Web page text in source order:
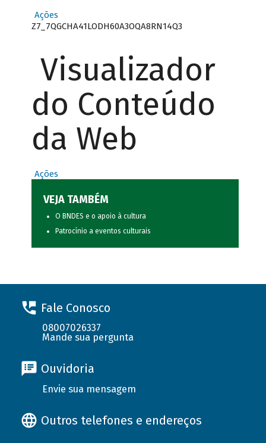
Ações
Z7_7QGCHA41LODH60A3OQA8RN14Q3
Visualizador
do Conteúdo
da Web
Ações
VEJA TAMBÉM
O BNDES e o apoio à cultura
Patrocínio a eventos culturais
Fale Conosco
08007026337
Mande sua pergunta
Ouvidoria
Envie sua mensagem
Outros telefones e endereços